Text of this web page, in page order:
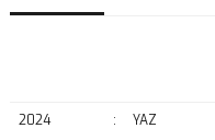
2024 : YAZ